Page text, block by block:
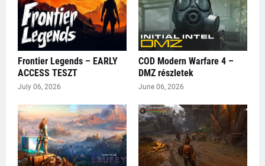
Frontier Legends – EARLY
ACCESS TESZT
July 06, 2026
COD Modern Warfare 4 –
DMZ részletek
June 06, 2026